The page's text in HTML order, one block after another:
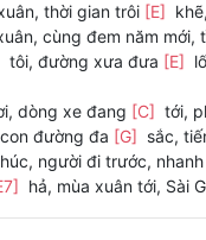
thời gian trôi [E]
cùng đem năm mới,
tôi, đường xưa đưa [E]
dòng xe đang [C] tới,
đường đa [G] sắc,
người đi trước,
hả, mùa xuân tới, Sài